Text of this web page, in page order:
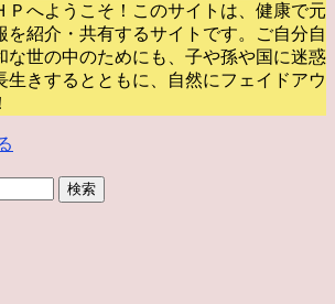
Ｐへようこそ！このサイトは、健康で元
紹介・共有するサイトです。
ご自分自
な世の中のためにも、子や孫や国に迷惑
生きするとともに、自然にフェイドアウ